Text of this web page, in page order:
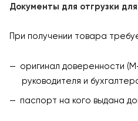
Документы для отгрузки
При получении товара
оригинал доверенности
руководителя и
паспорт на кого выдана